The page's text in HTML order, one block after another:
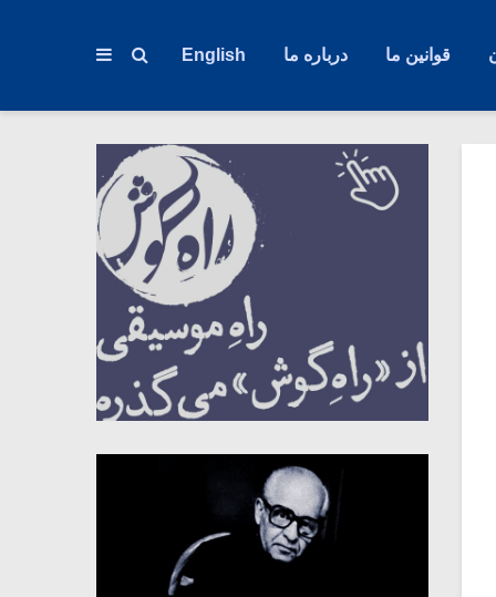
قوانین ما درباره ما English